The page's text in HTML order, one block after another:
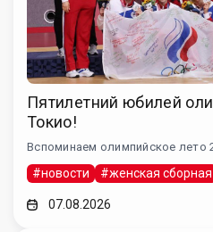
Пятилетний юбилей
Токио!
Вспоминаем олимпийское лето
#новости #женская сборная
07.08.2026